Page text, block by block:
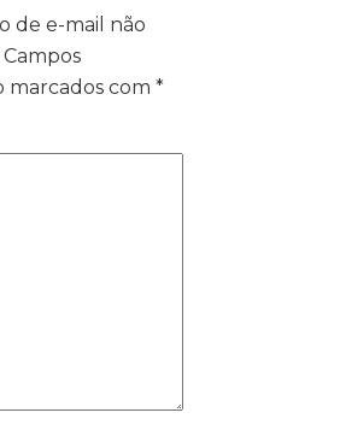
de e-mail não
Campos
marcados com *